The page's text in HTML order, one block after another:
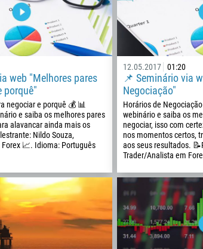
web "Melhores pares
porquê"
negociar e porquê 💰 📊
e saiba os melhores pares
alavancar ainda mais os
Nildo Souza,
📈. Idioma: Português
12.05.2017 01:20
📌 Seminário via
Negociação"
Horários de
webinário e saiba os
negociar, isso com
nos momentos certos,
aos seus resultados.
Trader/Analista em
Ligue de volta